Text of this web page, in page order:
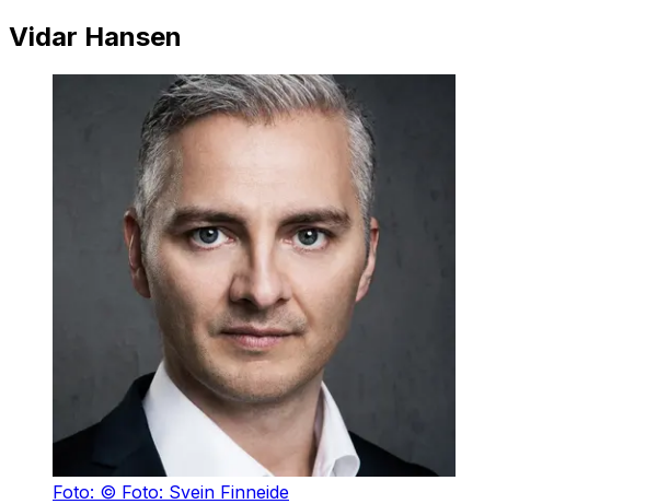
Vidar Hansen
Foto: © Foto: Svein Finneide